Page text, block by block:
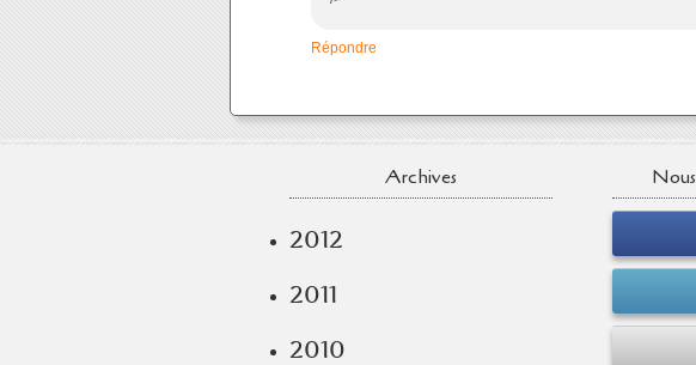
Répondre
Archives
2012
2011
2010